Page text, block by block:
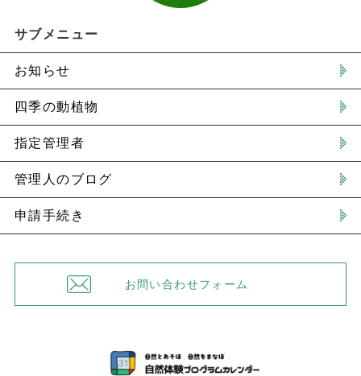
サブメニュー
お知らせ
四季の動植物
指定管理者
管理人のブログ
申請手続き
お問い合わせフォーム